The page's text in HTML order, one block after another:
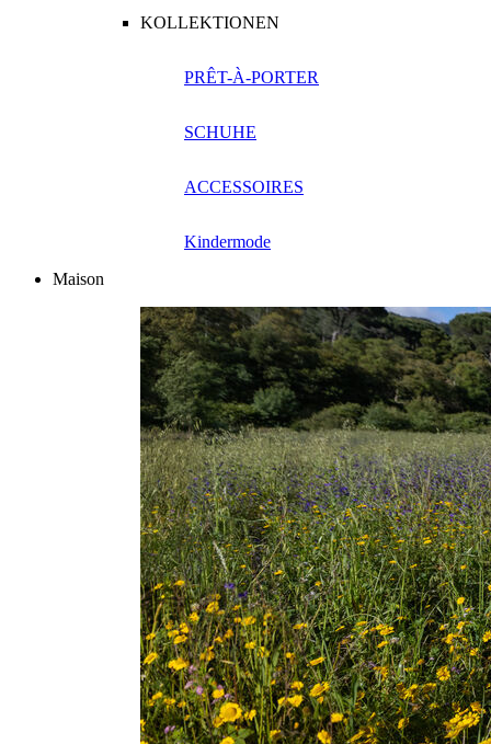
KOLLEKTIONEN
PRÊT-À-PORTER
SCHUHE
ACCESSOIRES
Kindermode
Maison